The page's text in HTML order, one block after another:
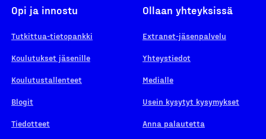
Opi ja innostu
Tutkittua-tietopankki
Koulutukset jäsenille
Koulutustallenteet
Blogit
Tiedotteet
Ollaan yhteyksissä
Extranet-jäsenpalvelu
Yhteystiedot
Medialle
Usein kysytyt kysymykset
Anna palautetta